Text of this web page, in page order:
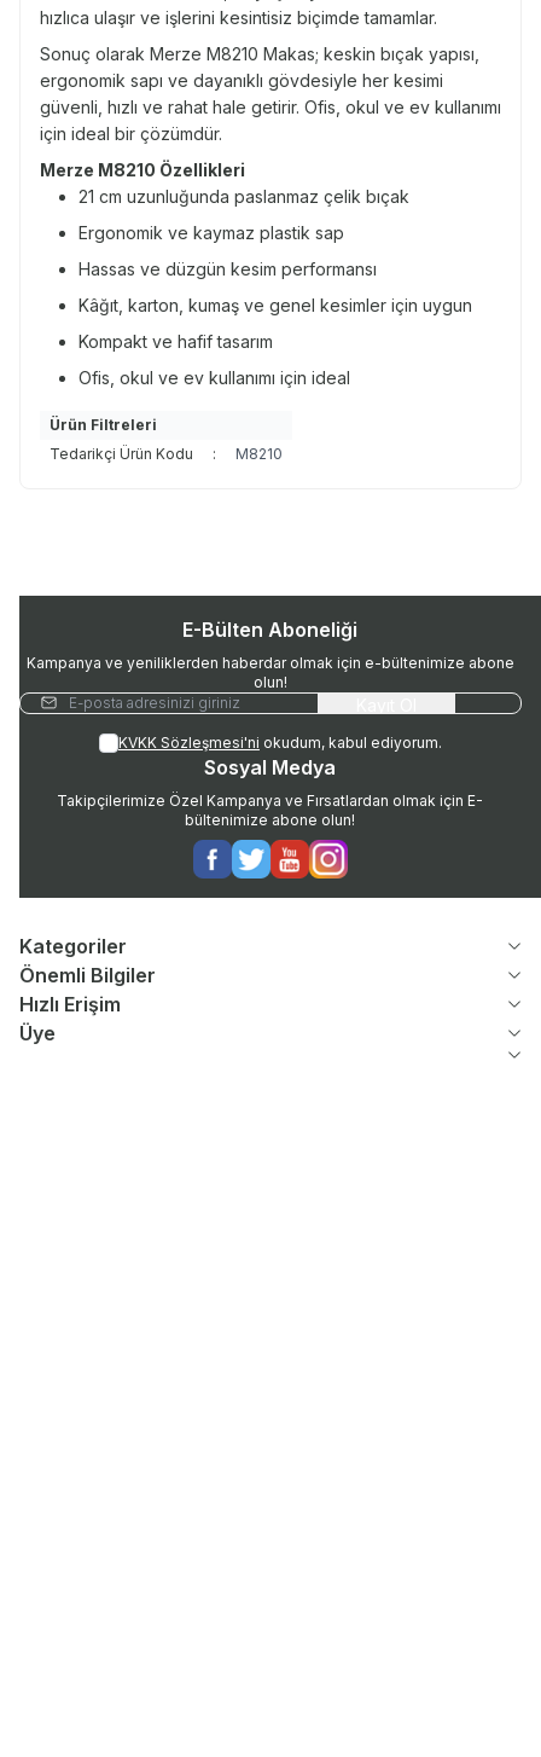
hızlıca ulaşır ve işlerini kesintisiz biçimde tamamlar.
Sonuç olarak Merze M8210 Makas; keskin bıçak yapısı,
ergonomik sapı ve dayanıklı gövdesiyle her kesimi
güvenli, hızlı ve rahat hale getirir. Ofis, okul ve ev kullanımı
için ideal bir çözümdür.
Merze M8210 Özellikleri
21 cm uzunluğunda paslanmaz çelik bıçak
Ergonomik ve kaymaz plastik sap
Hassas ve düzgün kesim performansı
Kâğıt, karton, kumaş ve genel kesimler için uygun
Kompakt ve hafif tasarım
Ofis, okul ve ev kullanımı için ideal
Ürün Filtreleri
Tedarikçi Ürün Kodu
: M8210
E-Bülten Aboneliği
Kampanya ve yeniliklerden haberdar olmak için e-bültenimize abone
olun!
KVKK Sözleşmesi'ni okudum, kabul ediyorum.
Sosyal Medya
Takipçilerimize Özel Kampanya ve Fırsatlardan olmak için E-
bültenimize abone olun!
Facebook
TwitterYoutubeInstagram
Kategoriler
Önemli Bilgiler
Hızlı Erişim
Üye